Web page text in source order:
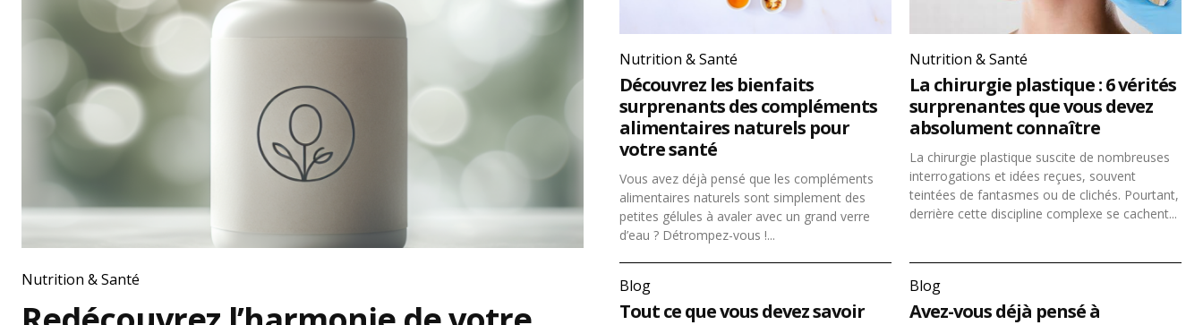
Nutrition & Santé
Nutrition & Santé
Découvrez les bienfaits
surprenants des compléments
alimentaires naturels pour
votre santé
Vous avez déjà pensé que les compléments
alimentaires naturels sont simplement des
petites gélules à avaler avec un grand verre
d’eau ? Détrompez-vous !...
Nutrition & Santé
La chirurgie plastique : 6 vérités
surprenantes que vous devez
absolument connaître
La chirurgie plastique suscite de nombreuses
interrogations et idées reçues, souvent
teintées de fantasmes ou de clichés. Pourtant,
derrière cette discipline complexe se cachent...
Blog
Tout ce que vous devez savoir
Blog
Avez-vous déjà pensé à